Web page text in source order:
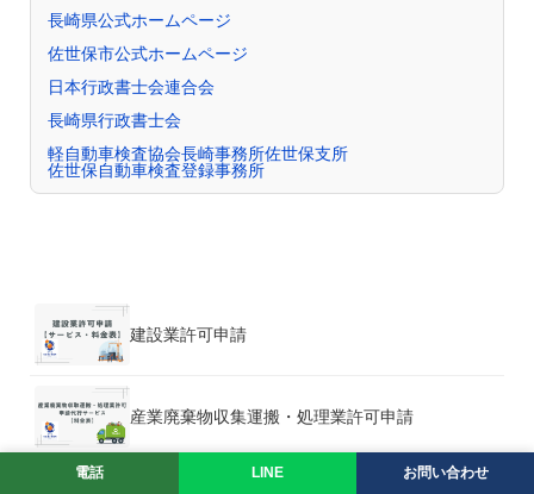
長崎県公式ホームページ
佐世保市公式ホームページ
日本行政書士会連合会
長崎県行政書士会
軽自動車検査協会長崎事務所佐世保支所
佐世保自動車検査登録事務所
建設業許可申請
産業廃棄物収集運搬・処理業許可申請
電話 LINE お問い合わせ